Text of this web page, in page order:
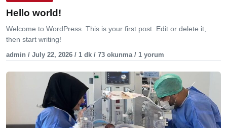
Hello world!
Welcome to WordPress. This is your first post. Edit or delete it,
then start writing!
admin / July 22, 2026 / 1 dk / 73 okunma / 1 yorum